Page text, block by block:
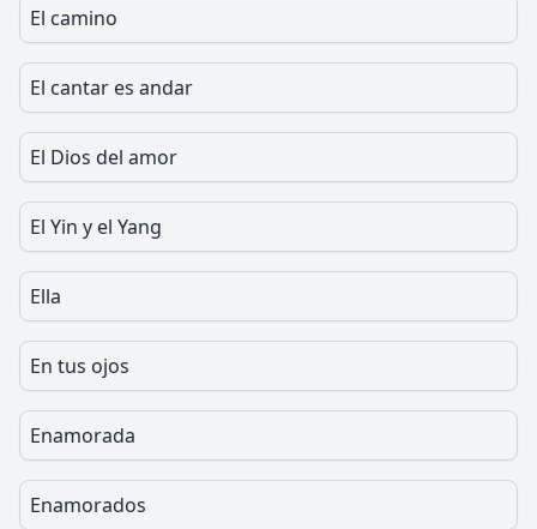
El camino
El cantar es andar
El Dios del amor
El Yin y el Yang
Ella
En tus ojos
Enamorada
Enamorados